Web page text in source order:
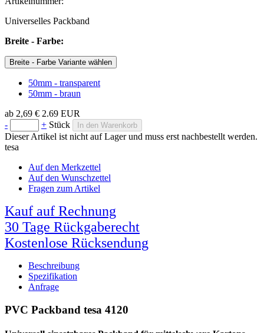
Universelles Packband
Breite - Farbe:
Breite - Farbe Variante wählen
50mm - transparent
50mm - braun
ab 2,69 € 2.69 EUR
-
+ Stück In den Warenkorb
Dieser Artikel ist nicht auf Lager und muss erst nachbestellt werden.
tesa
Auf den Merkzettel
Auf den Wunschzettel
Fragen zum Artikel
Kauf auf Rechnung
30 Tage Rückgaberecht
Kostenlose Rücksendung
Beschreibung
Spezifikation
Anfrage
PVC Packband tesa 4120